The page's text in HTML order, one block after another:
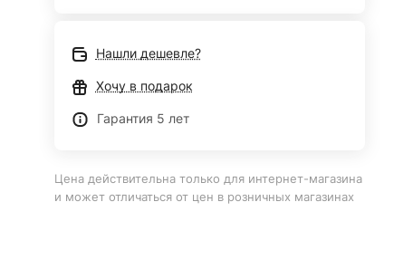
Нашли дешевле?
Хочу в подарок
Гарантия 5 лет
Цена действительна только для интернет-магазина
и может отличаться от цен в розничных магазинах